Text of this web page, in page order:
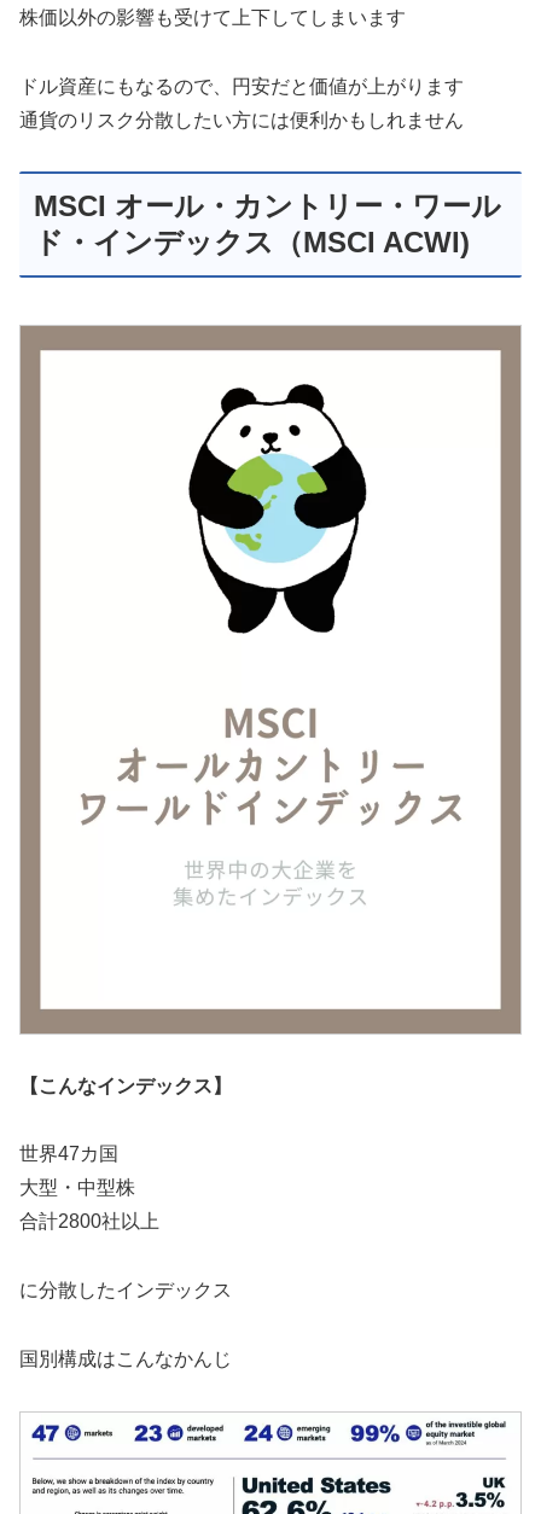
株価以外の影響も受けて上下してしまいます
ドル資産にもなるので、円安だと価値が上がります
通貨のリスク分散したい方には便利かもしれません
MSCI オール・カントリー・ワール
ド・インデックス（MSCI ACWI)
【こんなインデックス】
世界47カ国
大型・中型株
合計2800社以上
に分散したインデックス
国別構成はこんなかんじ